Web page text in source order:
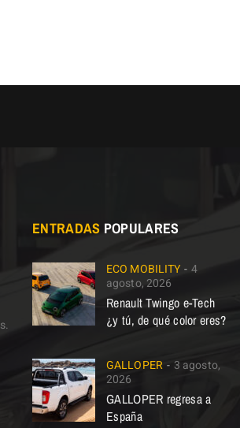
ENTRADAS POPULARES
ECO MOBILITY
4
agosto, 2026
Renault Twingo e-Tech
¿y tú, de qué color eres?
GALLOPER
3 agosto,
2026
GALLOPER regresa a
España